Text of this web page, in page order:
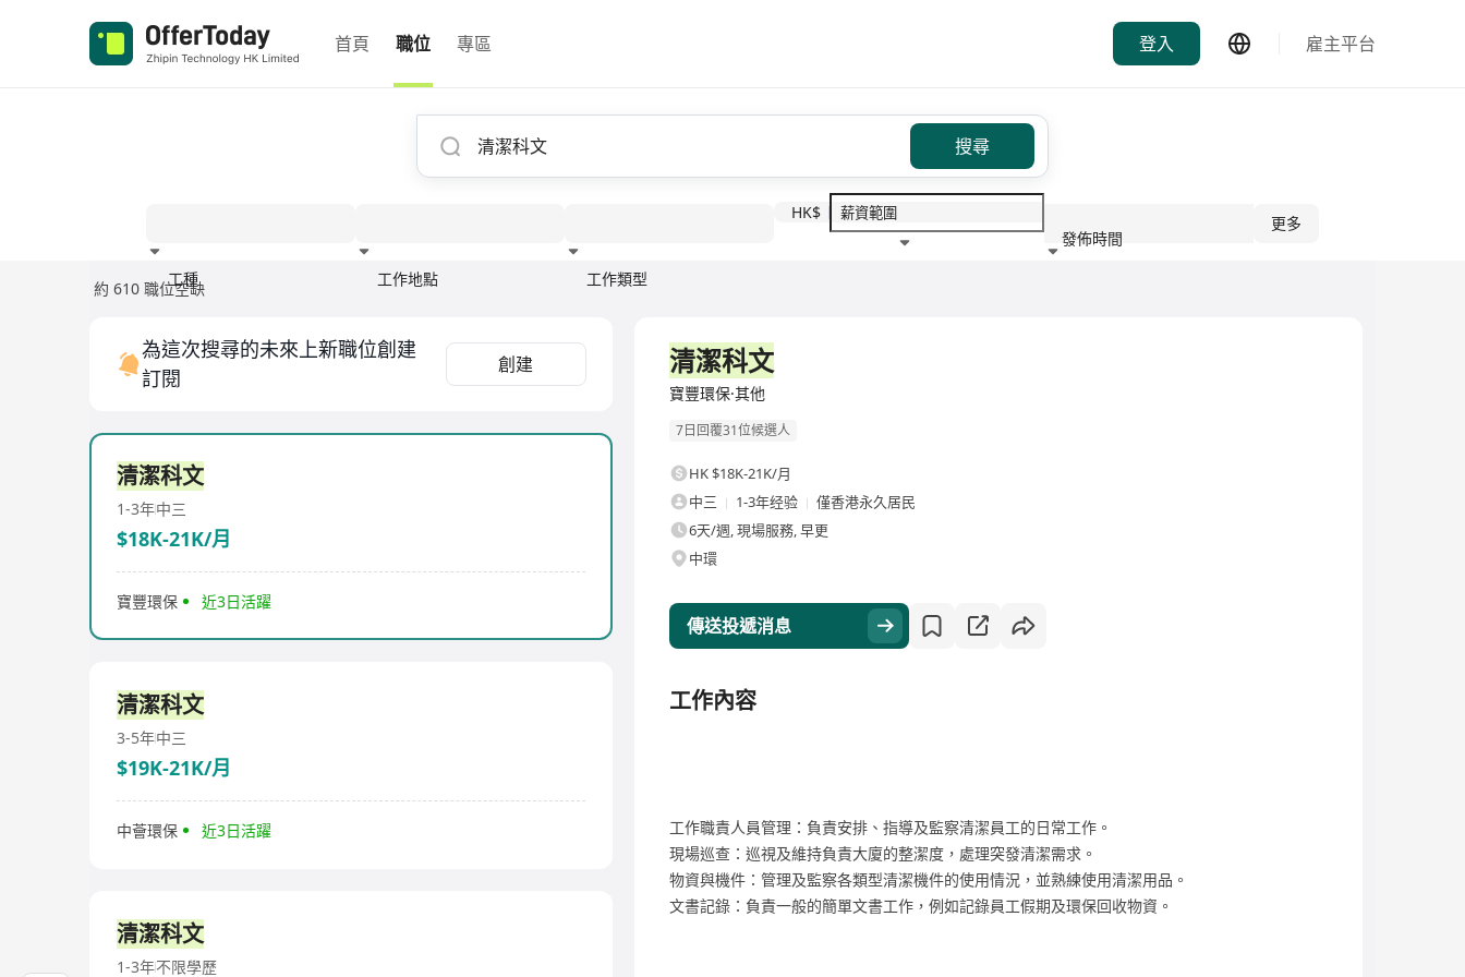
首頁 職位 專區 登入 雇主平台
搜尋
工種 工作地點 工作類型
HK$
發佈時間
更多
約 610 職位空缺
為這次搜尋的未來上新職位創建
訂閱
創建
清潔科文
1-3年中三
$18K-21K/月
寶豐環保 近3日活躍
清潔科文
3-5年中三
$19K-21K/月
中薈環保 近3日活躍
清潔科文
1-3年不限學歷
清潔科文
寶豐環保·其他
7日回覆31位候選人
HK $18K-21K/月
中三
1-3年经验
僅香港永久居民
6天/週, 現場服務, 早更
中環
傳送投遞消息
工作內容
工作職責人員管理：負責安排、指導及監察清潔員工的日常工作。
現場巡查：巡視及維持負責大廈的整潔度，處理突發清潔需求。
物資與機件：管理及監察各類型清潔機件的使用情況，並熟練使用清潔用品。
文書記錄：負責一般的簡單文書工作，例如記錄員工假期及環保回收物資。